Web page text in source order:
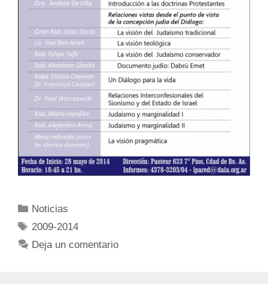
Noticias
2009-2014
Deja un comentario